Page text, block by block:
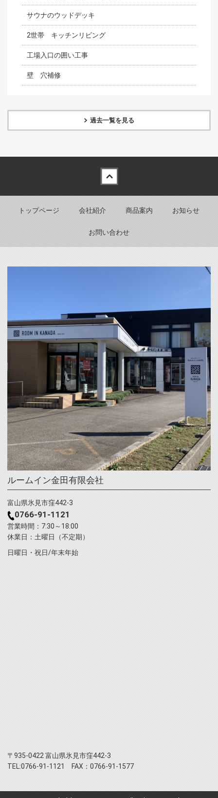
サウナのウッドデッキ
2世帯 キッチンリビング
工場入口の囲い工事
壁 穴補修
過去一覧を見る
トップページ 会社紹介 商品案内 お知らせ
お問い合わせ
ルームイン金田有限会社
富山県氷見市窪442-3
0766-91-1121
営業時間：7:30～18:00
休業日：土曜日（不定期）
日曜日・祝日/年末年始
〒935-0422 富山県氷見市窪442-3
TEL:0766-91-1121 FAX：0766-91-1577
Back to top